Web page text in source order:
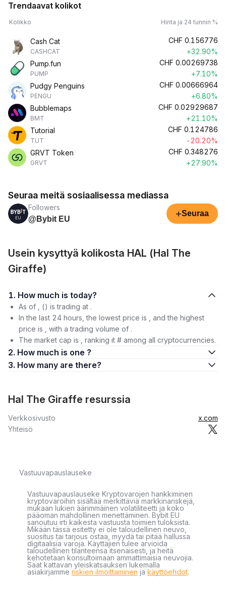
Trendaavat kolikot
Kolikko Hinta ja 24 tunnin %
Cash Cat
CASHCAT
CHF 0.156776
+32.90%
Pump.fun
PUMP
CHF 0.00269738
+7.10%
Pudgy Penguins
PENGU
CHF 0.00666964
+6.80%
Bubblemaps
BMT
CHF 0.02929687
+21.10%
Tutorial
TUT
CHF 0.124786
-20.20%
GRVT Token
GRVT
CHF 0.348276
+27.90%
Seuraa meitä sosiaalisessa mediassa
Followers
@Bybit EU
+Seuraa
Usein kysyttyä kolikosta HAL (Hal The
Giraffe)
1. How much is today?
As of , () is trading at .
In the last 24 hours, the lowest price is , and the highest
price is , with a trading volume of .
The market cap is , ranking it # among all cryptocurrencies.
2. How much is one ?
3. How many are there?
Hal The Giraffe resurssia
Verkkosivusto
x.com
Yhteisö
Vastuuvapauslauseke
Vastuuvapauslauseke Kryptovarojen hankkiminen
kryptovaroihin sisältää merkittäviä markkinariskejä,
mukaan lukien äärimmäinen volatiliteetti ja koko
pääoman mahdollinen menettäminen. Bybit EU
sanoutuu irti kaikesta vastuusta toimien tuloksista.
Mikään tässä esitetty ei ole taloudellinen neuvo,
suositus tai tarjous ostaa, myydä tai pitää hallussa
digitaalisia varoja. Käyttäjien tulee arvioida
taloudellinen tilanteensa itsenäisesti, ja heitä
kehotetaan konsultoimaan ammattimaisia neuvojia.
Saat kattavan yleiskatsauksen lukemalla
asiakirjamme riskien ilmoittaminen ja käyttöehdot.